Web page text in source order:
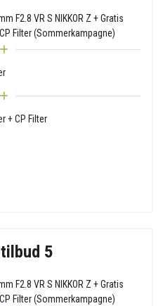
F2.8 VR S NIKKOR Z + Gratis
Filter (Sommerkampagne)
+ CP Filter
5
F2.8 VR S NIKKOR Z + Gratis
Filter (Sommerkampagne)